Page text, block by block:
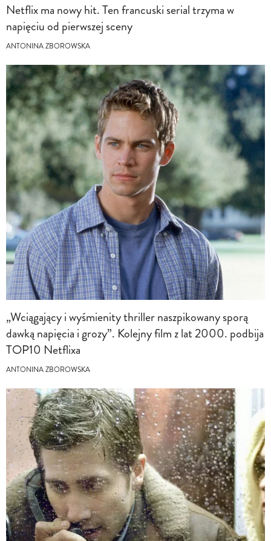
Netflix ma nowy hit. Ten francuski serial trzyma w
napięciu od pierwszej sceny
ANTONINA ZBOROWSKA
„Wciągający i wyśmienity thriller naszpikowany sporą
dawką napięcia i grozy”. Kolejny film z lat 2000. podbija
TOP10 Netflixa
ANTONINA ZBOROWSKA